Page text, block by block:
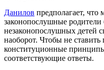
Данилов предполагает, что
законопослушные родители
незаконопослушных детей
наоборот. Чтобы не
конституционные
соответствующие ответы.